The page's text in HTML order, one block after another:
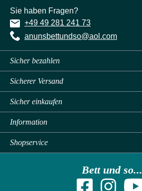
Sie haben Fragen?
+49 49 281 241 73
anunsbettundso@aol.com
Sicher bezahlen
Sicherer Versand
Sicher einkaufen
Bett und so...
Information
Shopservice